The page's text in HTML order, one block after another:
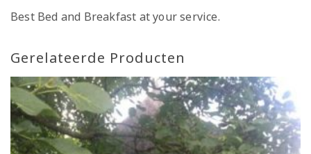
Best Bed and Breakfast at your service.
Gerelateerde Producten